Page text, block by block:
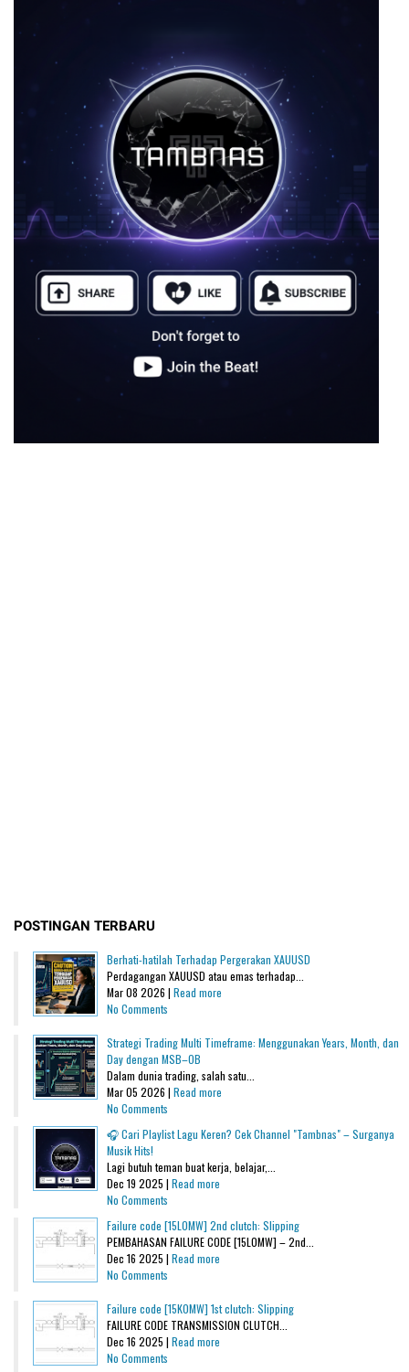
POSTINGAN TERBARU
Berhati-hatilah Terhadap Pergerakan XAUUSD
Perdagangan XAUUSD atau emas terhadap...
Mar 08 2026 | Read more
No Comments
Strategi Trading Multi Timeframe: Menggunakan Years, Month, dan
Day dengan MSB–OB
Dalam dunia trading, salah satu...
Mar 05 2026 | Read more
No Comments
🎧 Cari Playlist Lagu Keren? Cek Channel "Tambnas" – Surganya
Musik Hits!
Lagi butuh teman buat kerja, belajar,...
Dec 19 2025 | Read more
No Comments
Failure code [15L0MW] 2nd clutch: Slipping
PEMBAHASAN FAILURE CODE [15L0MW] – 2nd...
Dec 16 2025 | Read more
No Comments
Failure code [15K0MW] 1st clutch: Slipping
FAILURE CODE TRANSMISSION CLUTCH...
Dec 16 2025 | Read more
No Comments